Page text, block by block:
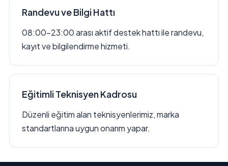
Randevu ve Bilgi Hattı
08:00–23:00 arası aktif destek hattı ile randevu,
kayıt ve bilgilendirme hizmeti.
Eğitimli Teknisyen Kadrosu
Düzenli eğitim alan teknisyenlerimiz, marka
standartlarına uygun onarım yapar.